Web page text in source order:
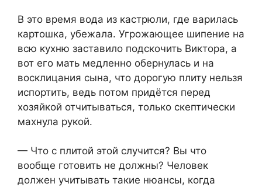
В это время вода из кастрюли, где варилась
картошка, убежала. Угрожающее шипение на
всю кухню заставило подскочить Виктора, а
вот его мать медленно обернулась и на
восклицания сына, что дорогую плиту нельзя
испортить, ведь потом придётся перед
хозяйкой отчитываться, только скептически
махнула рукой.
— Что с плитой этой случится? Вы что
вообще готовить не должны? Человек
должен учитывать такие нюансы, когда